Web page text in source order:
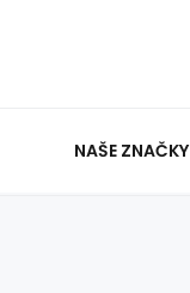
NAŠE ZNAČKY